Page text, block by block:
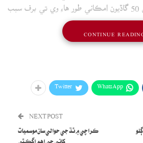
هاءِ وي تي پيش آيو، تقريبن 50 گاڏيون امڪاني طور هاءِ وي تي برف سبب
بيٽرز برگ سان ملائيندڙ هاءِ وي کي
WhatsApp
Twitter
NEXT POST
ڪراچي ۾ ٿڌ جي حوالي سان موسميات